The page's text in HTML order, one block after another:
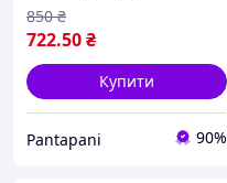
722.50₴
850 ₴
Купити
Pantapani 90%